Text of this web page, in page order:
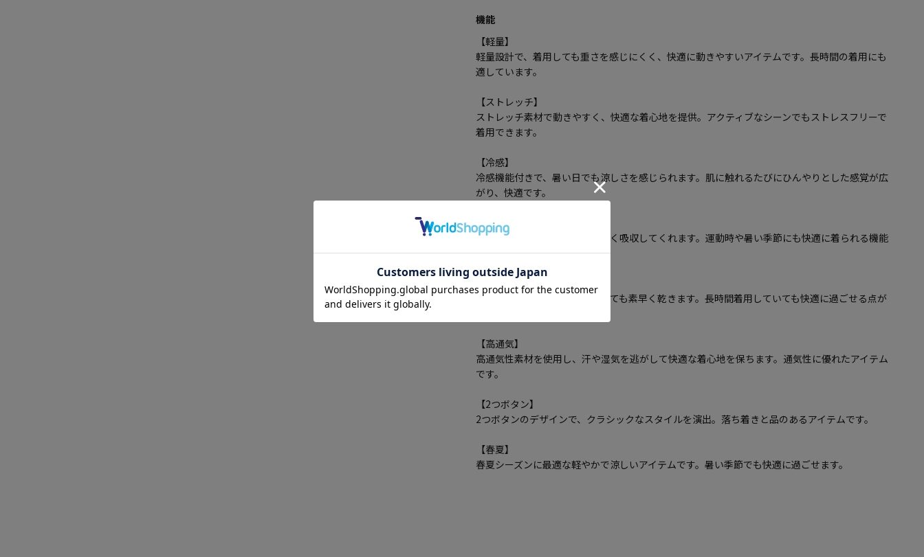
機能
【軽量】
軽量設計で、着用しても重さを感じにくく、快適に動きやすいアイテムです。長時間の着用にも
適しています。
【ストレッチ】
ストレッチ素材で動きやすく、快適な着心地を提供。アクティブなシーンでもストレスフリーで
着用できます。
【冷感】
冷感機能付きで、暑い日でも涼しさを感じられます。肌に触れるたびにひんやりとした感覚が広
がり、快適です。
【吸汗】
吸汗性に優れており、汗を素早く吸収してくれます。運動時や暑い季節にも快適に着られる機能
性が高いアイテムです。
【速乾】
速乾性のある素材で、汗をかいても素早く乾きます。長時間着用していても快適に過ごせる点が
【高通気】
高通気性素材を使用し、汗や湿気を逃がして快適な着心地を保ちます。通気性に優れたアイテム
です。
【2つボタン】
2つボタンのデザインで、クラシックなスタイルを演出。落ち着きと品のあるアイテムです。
【春夏】
春夏シーズンに最適な軽やかで涼しいアイテムです。暑い季節でも快適に過ごせます。